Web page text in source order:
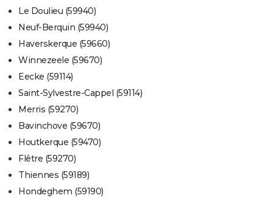
Le Doulieu (59940)
Neuf-Berquin (59940)
Haverskerque (59660)
Winnezeele (59670)
Eecke (59114)
Saint-Sylvestre-Cappel (59114)
Merris (59270)
Bavinchove (59670)
Houtkerque (59470)
Flêtre (59270)
Thiennes (59189)
Hondeghem (59190)